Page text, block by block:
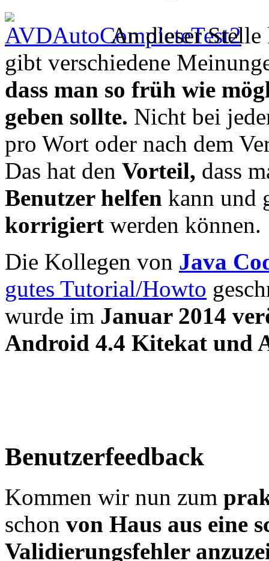
An dieser Stelle
gibt verschiedene
dass man so früh wie
geben sollte. Nicht bei
pro Wort oder nach dem
Das hat den Vorteil, dass
Benutzer helfen kann und
korrigiert werden können.
Die Kollegen von Java
gutes Tutorial/Howto
wurde im Januar 2014
Android 4.4 Kitekat und
Benutzerfeedback
Kommen wir nun zum
schon von Haus aus eine
Validierungsfehler